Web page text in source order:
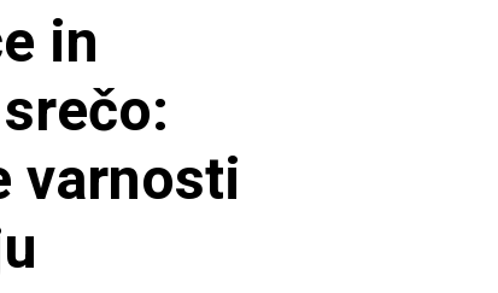
in
varnosti